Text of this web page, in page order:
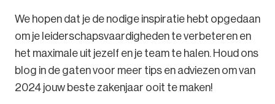
We hopen dat je de nodige inspiratie hebt opgedaan
om je leiderschapsvaardigheden te verbeteren en
het maximale uit jezelf en je team te halen. Houd ons
blog in de gaten voor meer tips en adviezen om van
2024 jouw beste zakenjaar ooit te maken!